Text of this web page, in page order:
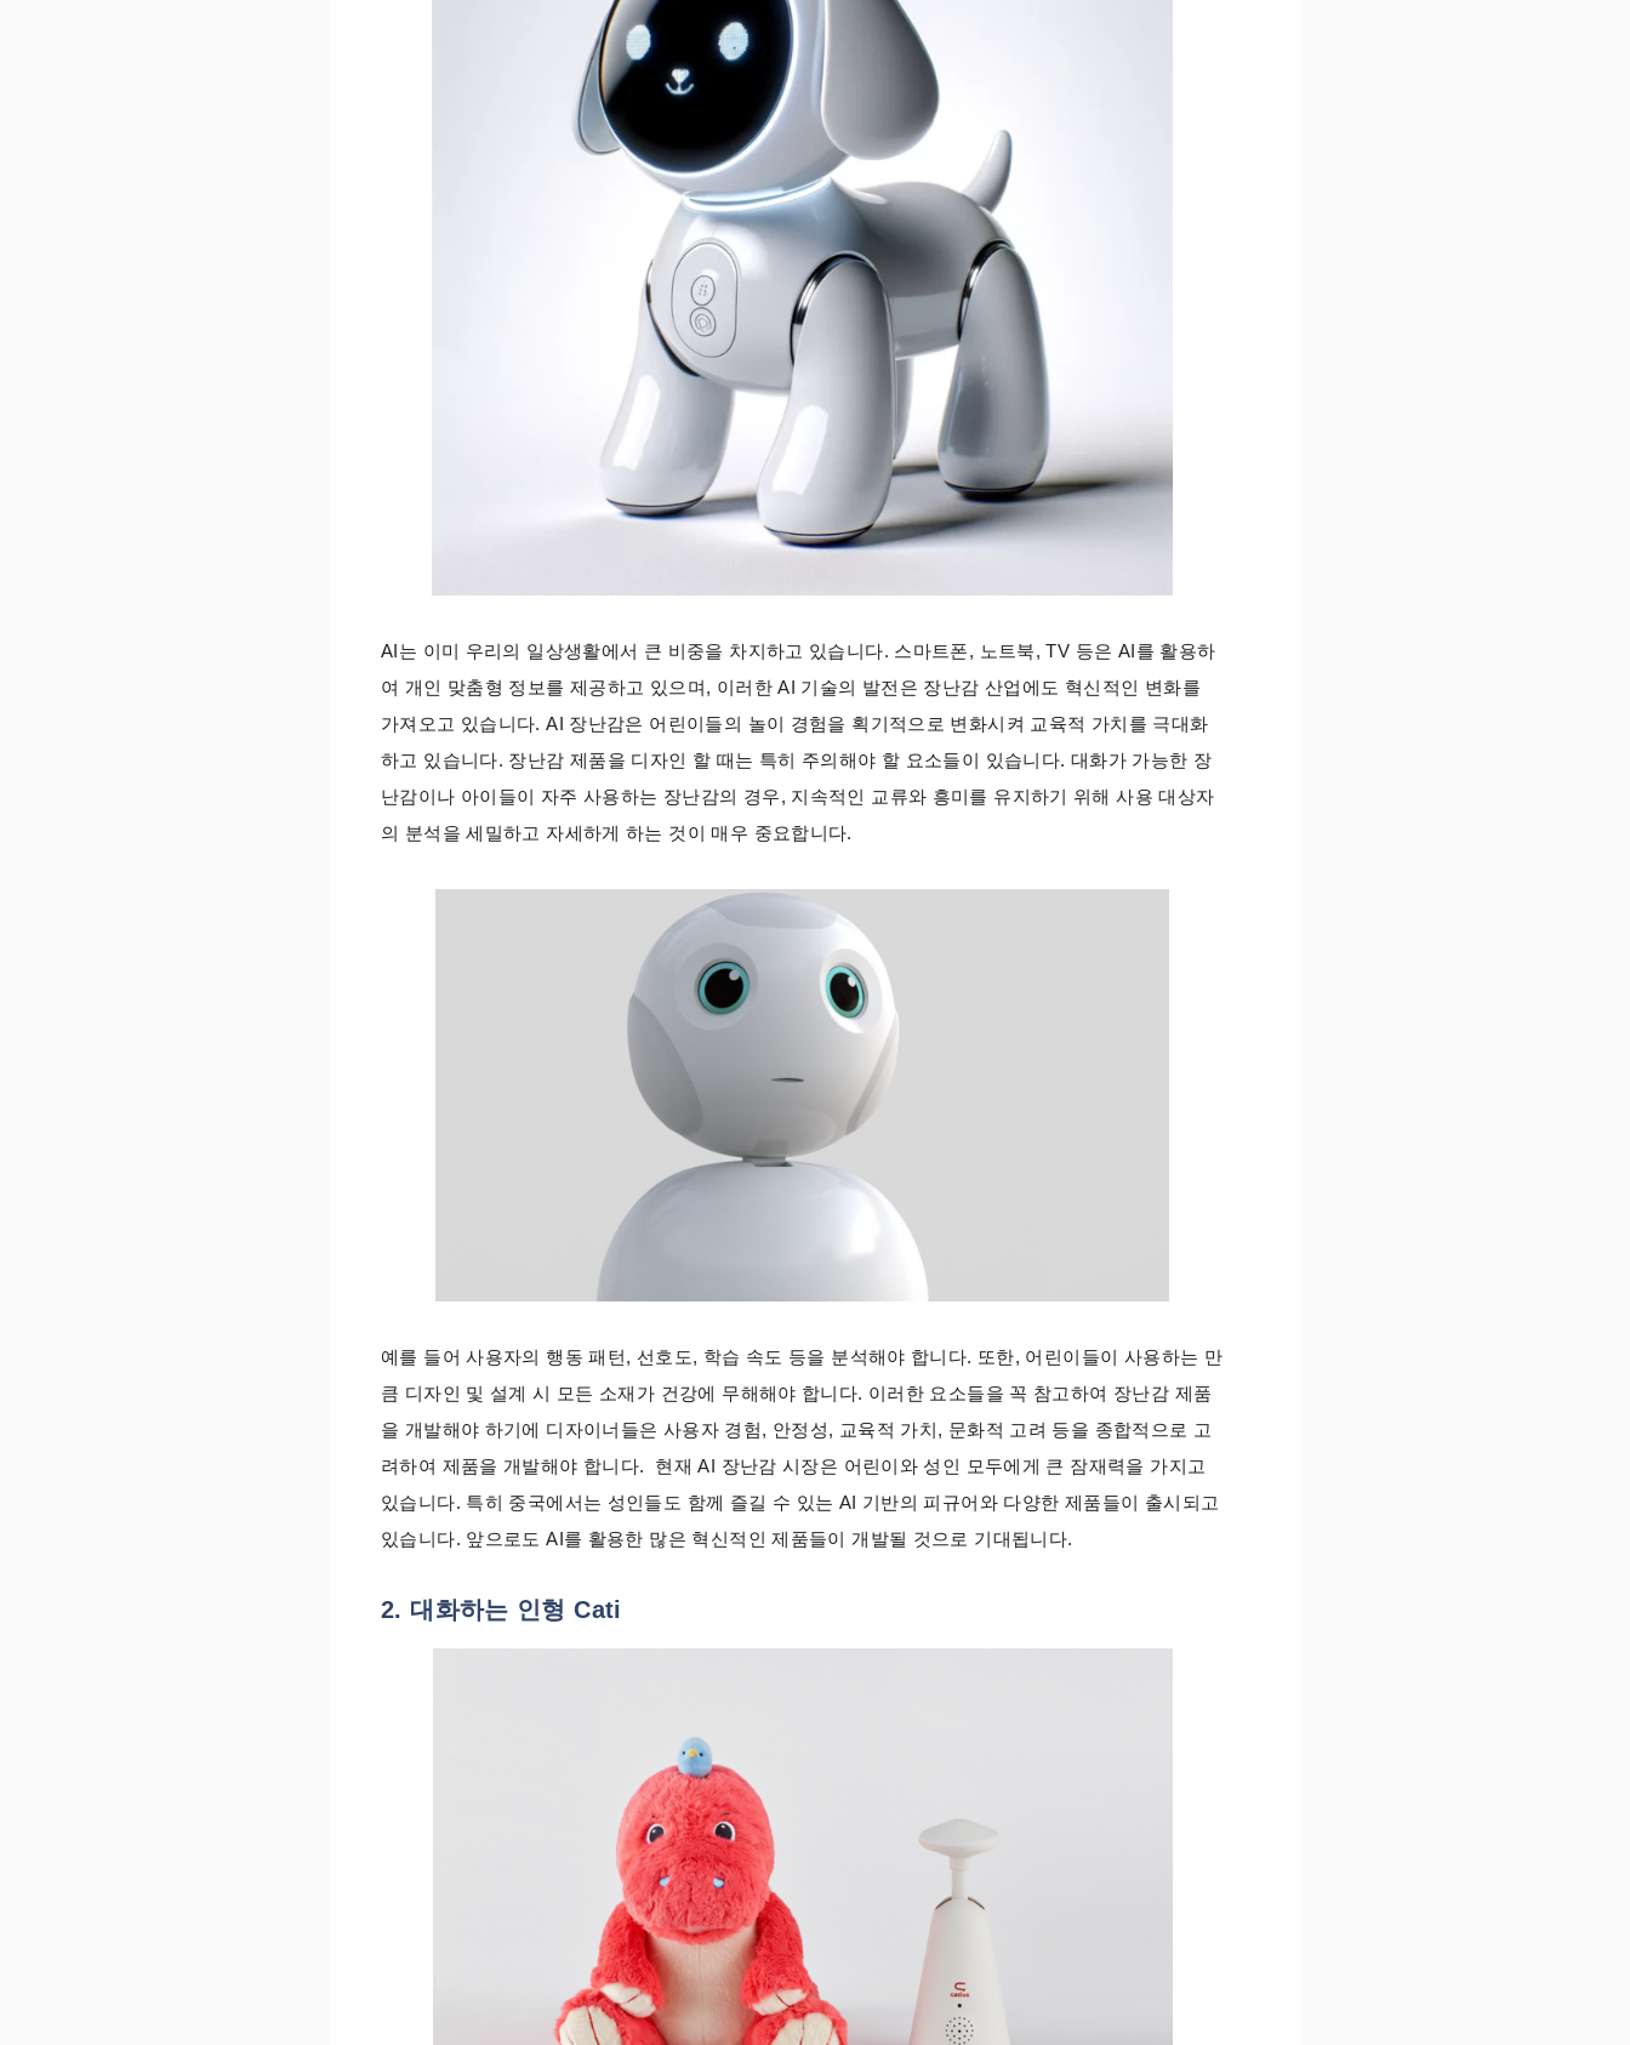
AI는 이미 우리의 일상생활에서 큰 비중을 차지하고 있습니다. 스마트폰, 노트북, TV 등은 AI를 활용하
여 개인 맞춤형 정보를 제공하고 있으며, 이러한 AI 기술의 발전은 장난감 산업에도 혁신적인 변화를
가져오고 있습니다. AI 장난감은 어린이들의 놀이 경험을 획기적으로 변화시켜 교육적 가치를 극대화
하고 있습니다. 장난감 제품을 디자인 할 때는 특히 주의해야 할 요소들이 있습니다. 대화가 가능한 장
난감이나 아이들이 자주 사용하는 장난감의 경우, 지속적인 교류와 흥미를 유지하기 위해 사용 대상자
의 분석을 세밀하고 자세하게 하는 것이 매우 중요합니다.
예를 들어 사용자의 행동 패턴, 선호도, 학습 속도 등을 분석해야 합니다. 또한, 어린이들이 사용하는 만
큼 디자인 및 설계 시 모든 소재가 건강에 무해해야 합니다. 이러한 요소들을 꼭 참고하여 장난감 제품
을 개발해야 하기에 디자이너들은 사용자 경험, 안정성, 교육적 가치, 문화적 고려 등을 종합적으로 고
려하여 제품을 개발해야 합니다. 현재 AI 장난감 시장은 어린이와 성인 모두에게 큰 잠재력을 가지고
있습니다. 특히 중국에서는 성인들도 함께 즐길 수 있는 AI 기반의 피규어와 다양한 제품들이 출시되고
있습니다. 앞으로도 AI를 활용한 많은 혁신적인 제품들이 개발될 것으로 기대됩니다.
2. 대화하는 인형 Cati